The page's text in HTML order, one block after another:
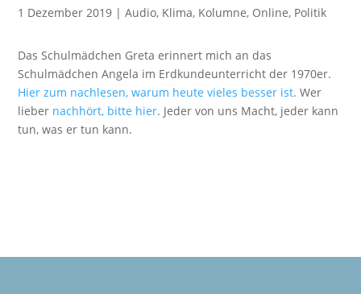
1 Dezember 2019 |Audio, Klima, Kolumne, Online, Politik
Das Schulmädchen Greta erinnert mich an das
Schulmädchen Angela im Erdkundeunterricht der 1970er.
Hier zum nachlesen, warum heute vieles besser ist. Wer
lieber nachhört, bitte hier. Jeder von uns Macht, jeder kann
tun, was er tun kann.